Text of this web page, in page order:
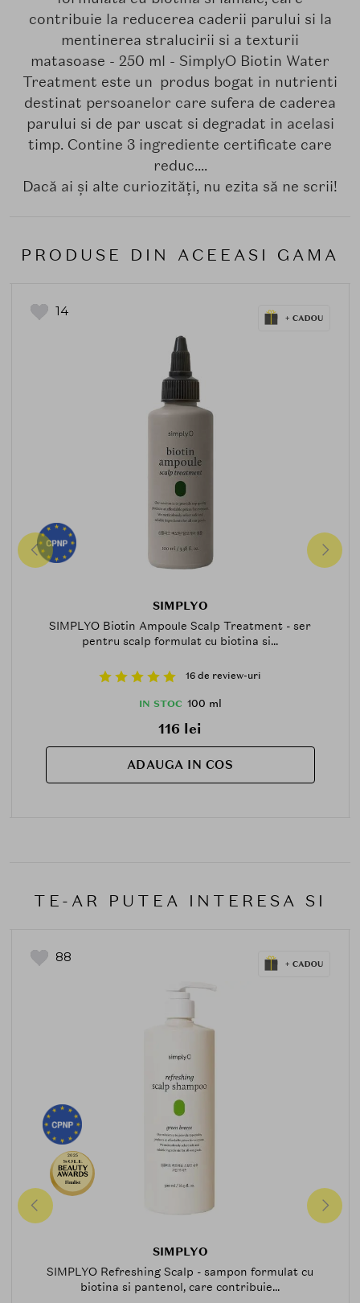
contribuie la reducerea caderii parului si la
mentinerea stralucirii si a texturii
matasoase - 250 ml - SimplyO Biotin Water
Treatment este un produs bogat in nutrienti
destinat persoanelor care sufera de caderea
parului si de par uscat si degradat in acelasi
timp. Contine 3 ingrediente certificate care
reduc....
Dacă ai și alte curiozități, nu ezita să ne scrii!
PRODUSE DIN ACEEASI GAMA
14
SIMPLYO
SIMPLYO Biotin Ampoule Scalp Treatment - ser
pentru scalp formulat cu biotina si...
16 de review-uri
IN STOC 100 ml
116 lei
ADAUGA IN COS
TE-AR PUTEA INTERESA SI
88
2025
Finalist
SIMPLYO
SIMPLYO Refreshing Scalp - sampon formulat cu
biotina si pantenol, care contribuie...